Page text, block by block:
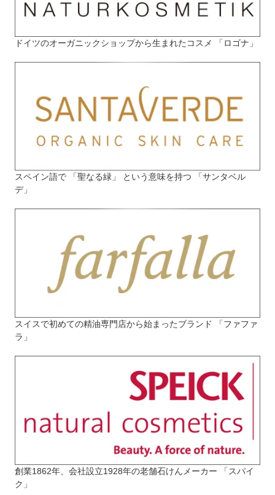
ドイツのオーガニックショップから生まれたコスメ 「ロゴナ」
スペイン語で 「聖なる緑」 という意味を持つ 「サンタベル
デ」
スイスで初めての精油専門店から始まったブランド 「ファファ
ラ」
創業1862年、会社設立1928年の老舗石けんメーカー 「スパイ
ク」